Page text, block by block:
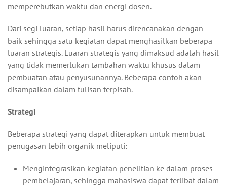
memperebutkan waktu dan energi dosen.
Dari segi luaran, setiap hasil harus direncanakan dengan
baik sehingga satu kegiatan dapat menghasilkan beberapa
luaran strategis. Luaran strategis yang dimaksud adalah hasil
yang tidak memerlukan tambahan waktu khusus dalam
pembuatan atau penyusunannya. Beberapa contoh akan
disampaikan dalam tulisan terpisah.
Strategi
Beberapa strategi yang dapat diterapkan untuk membuat
penugasan lebih organik meliputi:
Mengintegrasikan kegiatan penelitian ke dalam proses
pembelajaran, sehingga mahasiswa dapat terlibat dalam